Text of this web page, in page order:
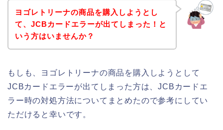
ヨゴレトリーナの商品を購入しようとし
て、JCBカードエラーが出てしまった！と
いう方はいませんか？
もしも、ヨゴレトリーナの商品を購入しようとして
JCBカードエラーが出てしまった方は、JCBカードエ
ラー時の対処方法についてまとめたので参考にしてい
ただけると幸いです。